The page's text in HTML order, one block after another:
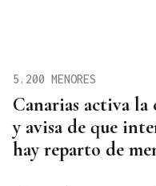
Canarias activa
y avisa de que
hay reparto de
5.200 MENORES